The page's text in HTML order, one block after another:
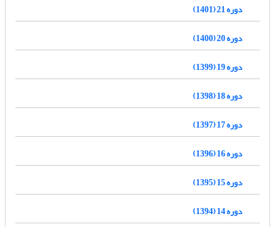
دوره 21 (1401)
دوره 20 (1400)
دوره 19 (1399)
دوره 18 (1398)
دوره 17 (1397)
دوره 16 (1396)
دوره 15 (1395)
دوره 14 (1394)